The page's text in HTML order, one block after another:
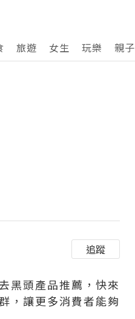
旅遊 女生 玩樂 親子
追蹤
黑頭產品推薦，快來
，讓更多消費者能夠